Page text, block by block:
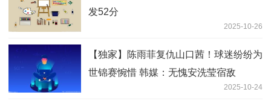
发52分
2025-10-26
【独家】陈雨菲复仇山口茜！球迷纷纷为
世锦赛惋惜 韩媒：无愧安洗莹宿敌
2025-10-24